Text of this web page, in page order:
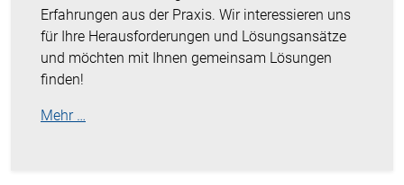
Erfahrungen aus der Praxis. Wir interessieren uns
für Ihre Herausforderungen und Lösungsansätze
und möchten mit Ihnen gemeinsam Lösungen
finden!
Mehr …